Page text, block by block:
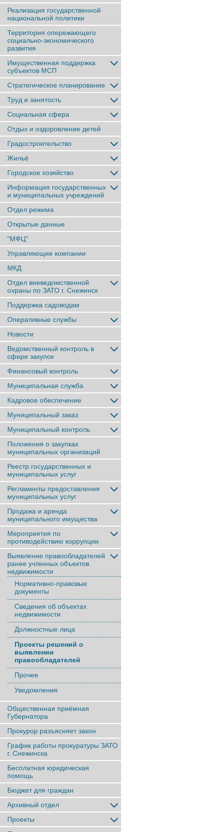
Реализация государственной
национальной политики
Территория опережающего
социально-экономического
развития
Имущественная поддержка
субъектов МСП
Стратегическое планирование
Труд и занятость
Социальная сфера
Отдых и оздоровление детей
Градостроительство
Жильё
Городское хозяйство
Информация государственных
и муниципальных учреждений
Отдел режима
Открытые данные
"МФЦ"
Управляющие компании
МКД
Отдел вневедомственной
охраны по ЗАТО г. Снежинск
Поддержка садоводам
Оперативные службы
Новости
Ведомственный контроль в
сфере закупок
Финансовый контроль
Муниципальная служба
Кадровое обеспечение
Муниципальный заказ
Муниципальный контроль
Положения о закупках
муниципальных организаций
Реестр государственных и
муниципальных услуг
Регламенты предоставления
муниципальных услуг
Продажа и аренда
муниципального имущества
Мероприятия по
противодействию коррупции
Выявление правообладателей
ранее учтенныx объектов
недвижимости
Нормативно-правовые
документы
Сведения об объектах
недвижимости
Должностные лица
Проекты решений о
выявлении
правообладателей
Прочее
Уведомления
Общественная приёмная
Губернатора
Прокурор разъясняет закон
График работы прокуратуры ЗАТО
г. Снежинска
Бесплатная юридическая
помощь
Бюджет для граждан
Архивный отдел
Проекты